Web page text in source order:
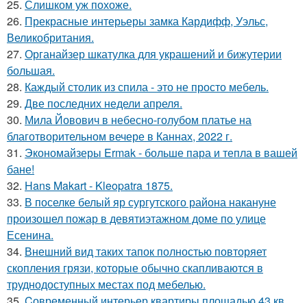
25. Слишком уж похоже.
26. Прекрасные интерьеры замка Кардифф, Уэльс,
Великобритания.
27. Органайзер шкатулка для украшений и бижутерии
большая.
28. Каждый столик из спила - это не просто мебель.
29. Две последних недели апреля.
30. Мила Йовович в небесно-голубом платье на
благотворительном вечере в Каннах, 2022 г.
31. Экономайзеры Ermak - больше пара и тепла в вашей
бане!
32. Hans Makart - Kleopatra 1875.
33. В поселке белый яр сургутского района накануне
произошел пожар в девятиэтажном доме по улице
Есенина.
34. Внешний вид таких тапок полностью повторяет
скопления грязи, которые обычно скапливаются в
труднодоступных местах под мебелью.